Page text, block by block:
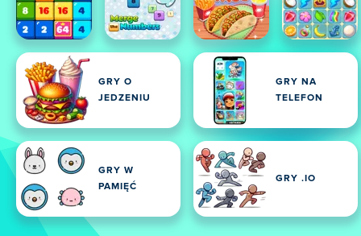
GRY O
JEDZENIU
GRY NA
TELEFON
GRY W
PAMIĘĆ
GRY .IO